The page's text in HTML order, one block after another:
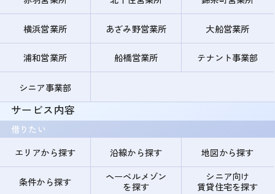
横浜営業所 あざみ野営業所 大船営業所
浦和営業所 船橋営業所 テナント事業部
シニア事業部
サービス内容
借りたい
エリアから探す
沿線から探す 地図から探す
条件から探す
ヘーベルメゾン
を探す
シニア向け
賃貸住宅を探す